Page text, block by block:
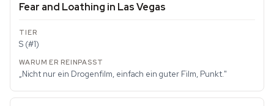
Fear and Loathing in Las Vegas
S (#1)
„Nicht nur ein Drogenfilm, einfach ein guter Film, Punkt."